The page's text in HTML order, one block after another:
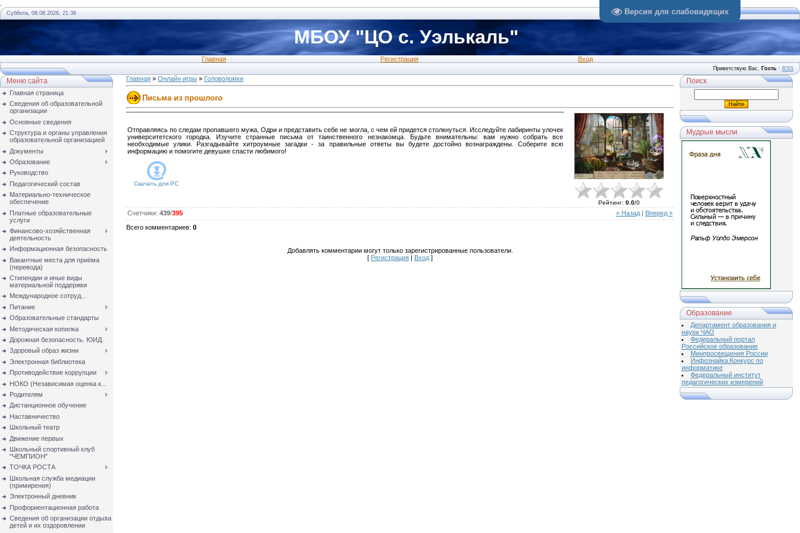
Версия для слабовидящих
Суббота, 08.08.2026, 21:36
МБОУ "ЦО с. Уэлькаль"
Главная Регистрация Вход
Приветствую Вас, Гость · RSS
Меню сайта
Главная страница
Сведения об образовательной
организации
Основные сведения
Структура и органы управления
образовательной организацией
Документы
Образование
Руководство
Педагогический состав
Материально-техническое
обеспечение
Платные образовательные
услуги
Финансово-хозяйственная
деятельность
Информационная безопасность
Вакантные места для приёма
(перевода)
Стипендии и иные виды
материальной поддержки
Международное сотруд...
Питание
Образовательные стандарты
Методическая копилка
Дорожная безопасность. ЮИД
Здоровый образ жизни
Электронная библиотека
Противодействие коррупции
НОКО (Независимая оценка к...
Родителям
Дистанционное обучение
Наставничество
Школьный театр
Движение первых
Школьный спортивный клуб
"ЧЕМПИОН"
ТОЧКА РОСТА
Школьная служба медиации
(примирения)
Электронный дневник
Профориентационная работа
Сведения об организации отдыха
детей и их оздоровлении
Главная » Онлайн игры » Головоломки
Письма из прошлого
Отправляясь по следам пропавшего мужа, Одри и представить себе не могла, с чем ей придется столкнуться. Исследуйте лабиринты улочек
университетского городка. Изучите странные письма от таинственного незнакомца. Будьте внимательны: вам нужно собрать все
необходимые улики. Разгадывайте хитроумные загадки - за правильные ответы вы будете достойно вознаграждены. Соберите всю
информацию и помогите девушке спасти любимого!
Скачать для PC
Рейтинг: 0.0/0
« Назад Вперед »
Счетчики: 439/395
Всего комментариев: 0
Добавлять комментарии могут только зарегистрированные пользователи.
[ Регистрация Вход ]
Поиск
Мудрые мысли
Образование
Департамент образования и
науки ЧАО
Федеральный портал
Российское образование
Минпросвещения России
Инфознайка.Конкурс по
информатике
Федеральный институт
педагогических измерений